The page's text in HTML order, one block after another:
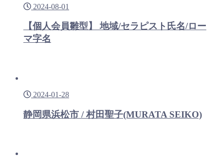
2024-08-01
【個人会員雛型】 地域/セラピスト氏名/ロー
マ字名
2024-01-28
静岡県浜松市 / 村田聖子(MURATA SEIKO)